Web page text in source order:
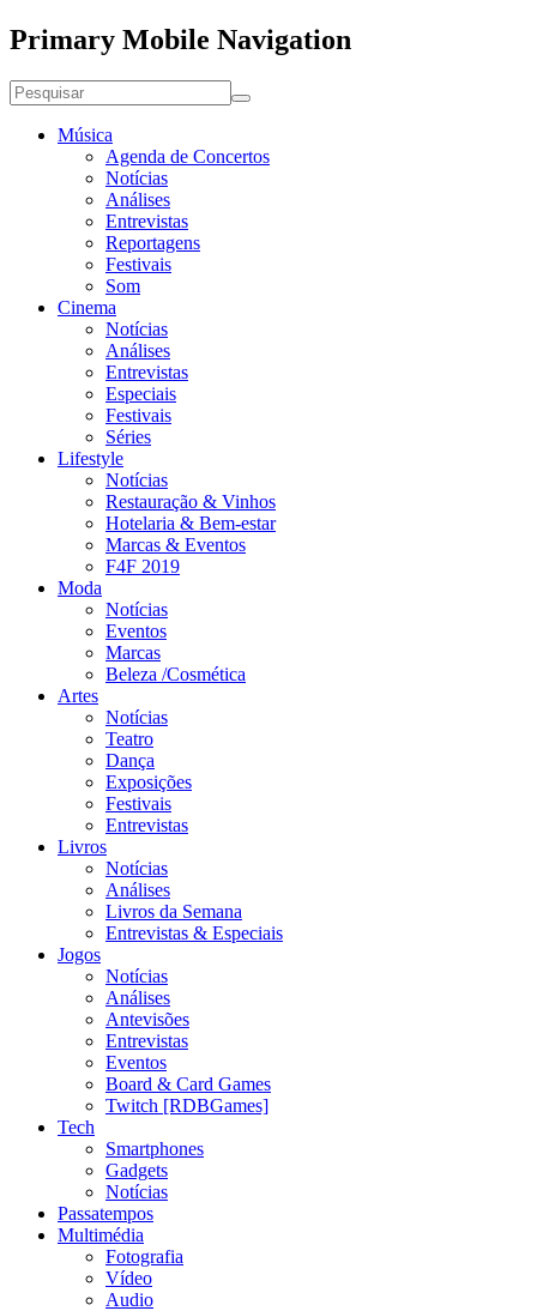
Primary Mobile Navigation
Música
Agenda de Concertos
Notícias
Análises
Entrevistas
Reportagens
Festivais
Som
Cinema
Notícias
Análises
Entrevistas
Especiais
Festivais
Séries
Lifestyle
Notícias
Restauração & Vinhos
Hotelaria & Bem-estar
Marcas & Eventos
F4F 2019
Moda
Notícias
Eventos
Marcas
Beleza /Cosmética
Artes
Notícias
Teatro
Dança
Exposições
Festivais
Entrevistas
Livros
Notícias
Análises
Livros da Semana
Entrevistas & Especiais
Jogos
Notícias
Análises
Antevisões
Entrevistas
Eventos
Board & Card Games
Twitch [RDBGames]
Tech
Smartphones
Gadgets
Notícias
Passatempos
Multimédia
Fotografia
Vídeo
Audio